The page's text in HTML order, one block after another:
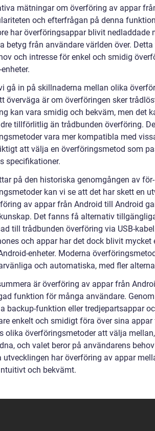
mätningar om överföring av appar
och efterfrågan på denna
har överföringsappar blivit nedladdade
betyg från användare världen över.
och intresse för enkel och smidig
gå in på skillnaderna mellan olika
överväga är om överföringen sker
kan vara smidig och bekväm, men det
tillförlitlig än trådbunden överföring.
vara mer kompatibla med
att välja en överföringsmetod som
specifikationer.
på den historiska genomgången av
kan vi se att det har skett en
av appar från Android till Android
Det fanns få alternativ
till trådbunden överföring via USB-
och appar har det dock blivit mycket
enheter. Moderna
och automatiska, med fler
är överföring av appar från
funktion för många användare.
backup-funktion eller tredjepartsappar
enkelt och smidigt föra över sina
olika överföringsmetoder att välja
och valet beror på användarens
utvecklingen har överföring av appar
och bekvämt.